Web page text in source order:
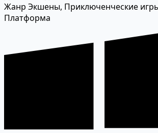
Жанр Экшены, Приключенческие
Платформа